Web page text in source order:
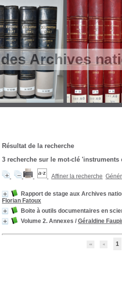
Archives
Résultat de la recherche
3 recherche sur le mot-clé 'instruments
Affiner la recherche
Rapport de stage aux Archives
Florian Fatoux
Boite à outils documentaires en
Volume 2. Annexes / Géraldine
1